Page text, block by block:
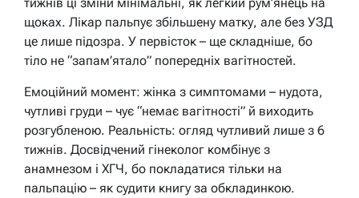
щоках. Лікар пальпує збільшену матку, але без УЗД
це лише підозра. У первісток – ще складніше, бо
тіло не “запам’ятало” попередніх вагітностей.
Емоційний момент: жінка з симптомами – нудота,
чутливі груди – чує “немає вагітності” й виходить
розгубленою. Реальність: огляд чутливий лише з 6
тижнів. Досвідчений гінеколог комбінує з
анамнезом і ХГЧ, бо покладатися тільки на
пальпацію – як судити книгу за обкладинкою.